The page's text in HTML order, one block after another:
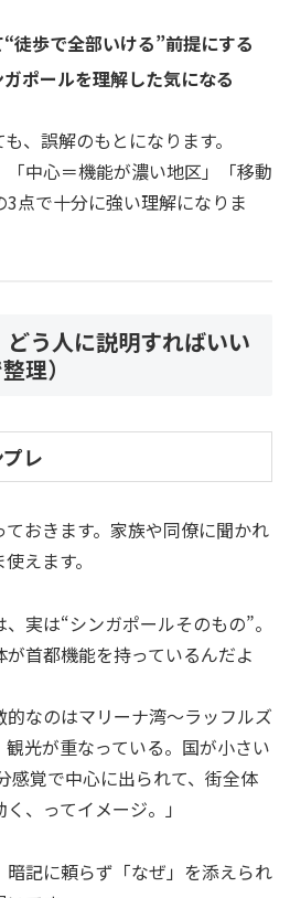
徒歩で全部いける”前提にする
ポールを理解した気になる
、誤解のもとになります。
中心＝機能が濃い地区」「移動
点で十分に強い理解になりま
う人に説明すればいい
理）
レ
おきます。家族や同僚に聞かれ
えます。
実は“シンガポールそのもの”。
首都機能を持っているんだよ
なのはマリーナ湾〜ラッフルズ
光が重なっている。国が小さい
感覚で中心に出られて、街全体
、ってイメージ。」
暗記に頼らず「なぜ」を添えられ